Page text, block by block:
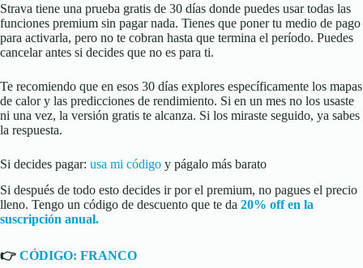
Strava tiene una prueba gratis de 30 días donde puedes usar todas las
funciones premium sin pagar nada. Tienes que poner tu medio de pago
para activarla, pero no te cobran hasta que termina el período. Puedes
cancelar antes si decides que no es para ti.
Te recomiendo que en esos 30 días explores específicamente los mapas
de calor y las predicciones de rendimiento. Si en un mes no los usaste
ni una vez, la versión gratis te alcanza. Si los miraste seguido, ya sabes
la respuesta.
Si decides pagar: usa mi código y págalo más barato
Si después de todo esto decides ir por el premium, no pagues el precio
lleno. Tengo un código de descuento que te da 20% off en la
suscripción anual.
👉 CÓDIGO: FRANCO